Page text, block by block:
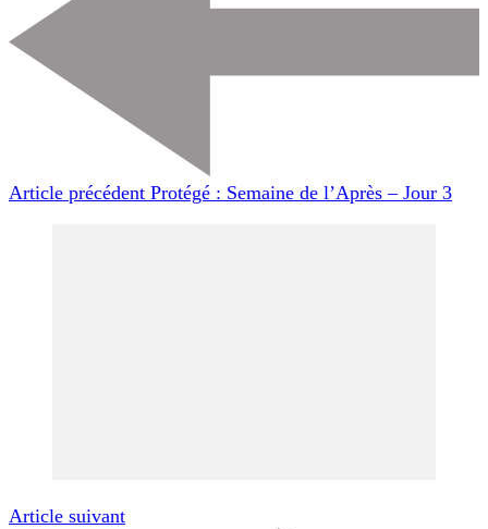
Article précédent Protégé : Semaine de l’Après – Jour 3
Article suivant